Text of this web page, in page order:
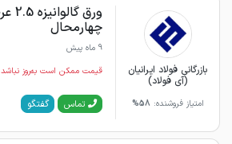
بازرگانی فولاد ایرانیان
(آی فولاد)
امتیاز فروشنده: 58%
چهارمحال
9 ماه پیش
قیمت ممکن است به‌روز نباشد
تماس گفتگو